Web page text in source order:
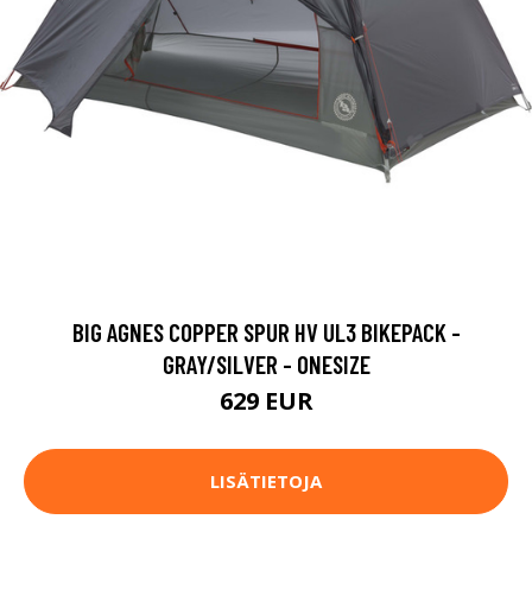
BIG AGNES COPPER SPUR HV UL3 BIKEPACK -
GRAY/SILVER - ONESIZE
629 EUR
LISÄTIETOJA